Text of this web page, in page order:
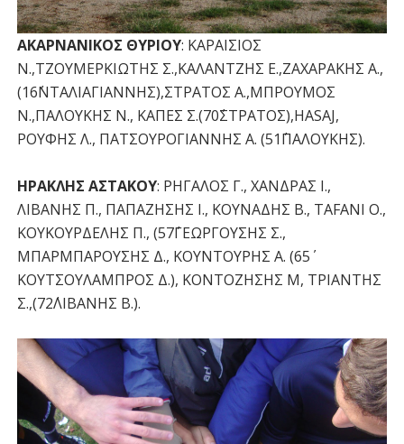
ΑΚΑΡΝΑΝΙΚΟΣ ΘΥΡΙΟΥ: ΚΑΡΑΙΣΙΟΣ
Ν.,ΤΖΟΥΜΕΡΚΙΩΤΗΣ Σ.,ΚΑΛΑΝΤΖΗΣ Ε.,ΖΑΧΑΡΑΚΗΣ Α.,
(16΄ΝΤΑΛΙΑΓΙΑΝΝΗΣ),ΣΤΡΑΤΟΣ Α.,ΜΠΡΟΥΜΟΣ
Ν.,ΠΑΛΟΥΚΗΣ Ν., ΚΑΠΕΣ Σ.(70΄ΣΤΡΑΤΟΣ),HASAJ,
ΡΟΥΦΗΣ Λ., ΠΑΤΣΟΥΡΟΓΙΑΝΝΗΣ Α. (51΄ΠΑΛΟΥΚΗΣ).
ΗΡΑΚΛΗΣ ΑΣΤΑΚΟΥ: ΡΗΓΑΛΟΣ Γ., ΧΑΝΔΡΑΣ Ι.,
ΛΙΒΑΝΗΣ Π., ΠΑΠΑΖΗΣΗΣ Ι., ΚΟΥΝΑΔΗΣ Β., TAFANI O.,
ΚΟΥΚΟΥΡΔΕΛΗΣ Π., (57΄ΓΕΩΡΓΟΥΣΗΣ Σ.,
ΜΠΑΡΜΠΑΡΟΥΣΗΣ Δ., ΚΟΥΝΤΟΥΡΗΣ Α. (65΄
ΚΟΥΤΣΟΥΛΑΜΠΡΟΣ Δ.), ΚΟΝΤΟΖΗΣΗΣ Μ, ΤΡΙΑΝΤΗΣ
Σ.,(72΄ΛΙΒΑΝΗΣ Β.).